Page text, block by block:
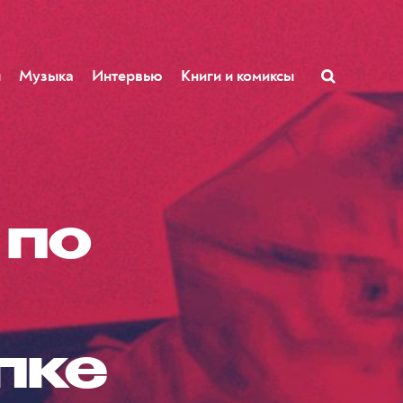
Музыка Интервью Книги и комиксы